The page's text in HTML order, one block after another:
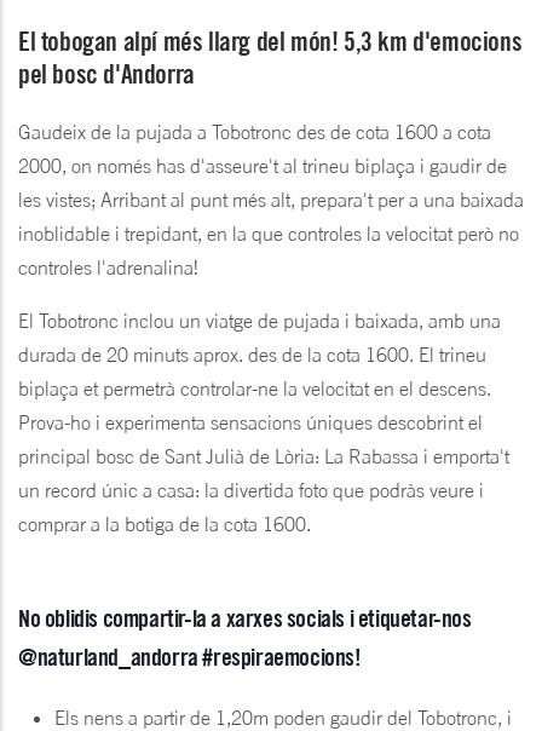
El tobogan alpí més llarg del món! 5,3 km d'emocions
pel bosc d'Andorra
Gaudeix de la pujada a Tobotronc des de cota 1600 a cota
2000, on només has d'asseure't al trineu biplaça i gaudir de
les vistes; Arribant al punt més alt, prepara't per a una baixada
inoblidable i trepidant, en la que controles la velocitat però no
controles l'adrenalina!
El Tobotronc inclou un viatge de pujada i baixada, amb una
durada de 20 minuts aprox. des de la cota 1600. El trineu
biplaça et permetrà controlar-ne la velocitat en el descens.
Prova-ho i experimenta sensacions úniques descobrint el
principal bosc de Sant Julià de Lòria: La Rabassa i emporta't
un record únic a casa: la divertida foto que podràs veure i
comprar a la botiga de la cota 1600.
No oblidis compartir-la a xarxes socials i etiquetar-nos
@naturland_andorra #respiraemocions!
Els nens a partir de 1,20m poden gaudir del Tobotronc, i